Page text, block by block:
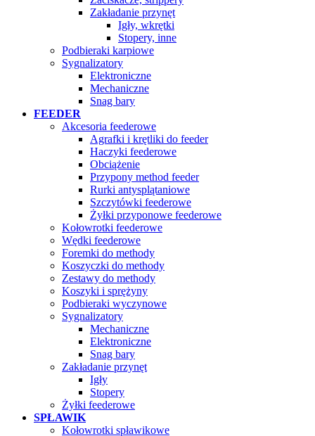
Zakładanie przynęt
Igły, wkrętki
Stopery, inne
Podbieraki karpiowe
Sygnalizatory
Elektroniczne
Mechaniczne
Snag bary
FEEDER
Akcesoria feederowe
Agrafki i krętliki do feeder
Haczyki feederowe
Obciążenie
Przypony method feeder
Rurki antysplątaniowe
Szczytówki feederowe
Żyłki przyponowe feederowe
Kołowrotki feederowe
Wędki feederowe
Foremki do methody
Koszyczki do methody
Zestawy do methody
Koszyki i sprężyny
Podbieraki wyczynowe
Sygnalizatory
Mechaniczne
Elektroniczne
Snag bary
Zakładanie przynęt
Igły
Stopery
Żyłki feederowe
SPŁAWIK
Kołowrotki spławikowe